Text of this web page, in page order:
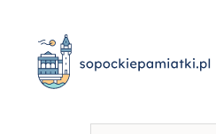
zawartości